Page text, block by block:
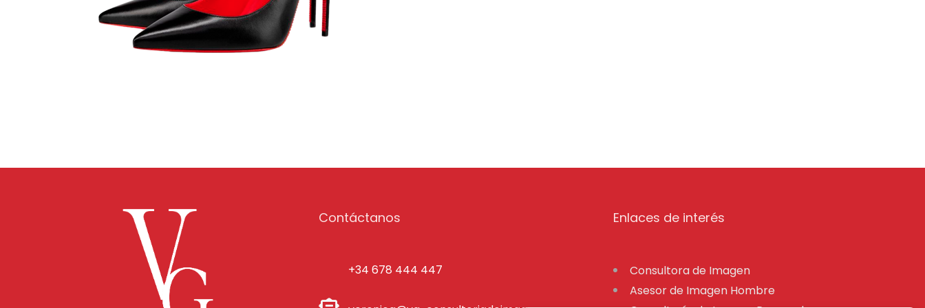
Contáctanos
+34 678 444 447
Enlaces de interés
Consultora de Imagen
Asesor de Imagen Hombre